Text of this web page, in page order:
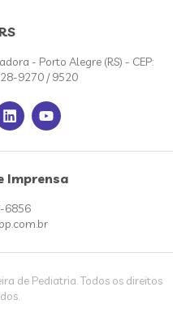
- Porto Alegre (RS) - CEP:
9270 / 9520
Imprensa
6856
de Pediatria. Todos os direitos